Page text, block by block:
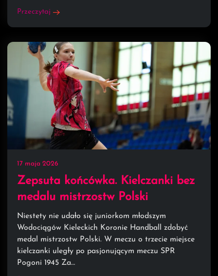
Przeczytaj
17 maja 2026
Zepsuta końcówka. Kielczanki bez
medalu mistrzostw Polski
Niestety nie udało się juniorkom młodszym
Wodociągów Kieleckich Koronie Handball zdobyć
medal mistrzostw Polski. W meczu o trzecie miejsce
kielczanki uległy po pasjonującym meczu SPR
Pogoni 1945 Za…